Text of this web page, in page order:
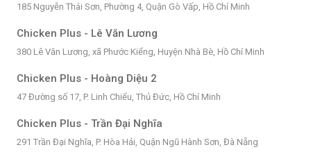
185 Nguyễn Thái Sơn, Phường 4, Quận Gò Vấp, Hồ Chí Minh
Chicken Plus - Lê Văn Lương
380 Lê Văn Lương, xã Phước Kiểng, Huyện Nhà Bè, Hồ Chí Minh
Chicken Plus - Hoàng Diệu 2
47 Đường số 17, P. Linh Chiểu, Thủ Đức, Hồ Chí Minh
Chicken Plus - Trần Đại Nghĩa
291 Trần Đại Nghĩa, P. Hòa Hải, Quận Ngũ Hành Sơn, Đà Nẵng